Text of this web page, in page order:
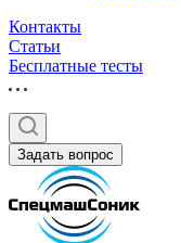
Контакты
Статьи
Бесплатные тесты
Задать вопрос